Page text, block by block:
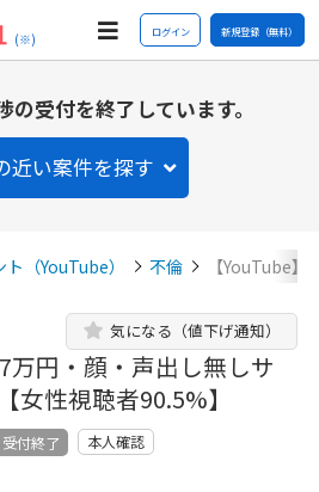
(※) ログイン 新規登録（無料）
の受付を終了しています。
近い案件を探す
（YouTube） 不倫 【YouTube
万円・顔・声出し無しサ
女性視聴者90.5%】
気になる（値下げ通知）
受付終了
本人確認